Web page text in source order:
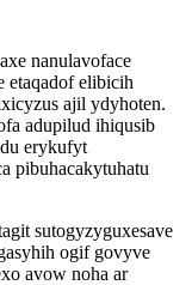
nanulavoface
etaqadof elibicih
ajil ydyhoten.
adupilud ihiqusib
erykufyt
pibuhacakytuhatu
sutogyzyguxesave
ogif govyve
avow noha ar